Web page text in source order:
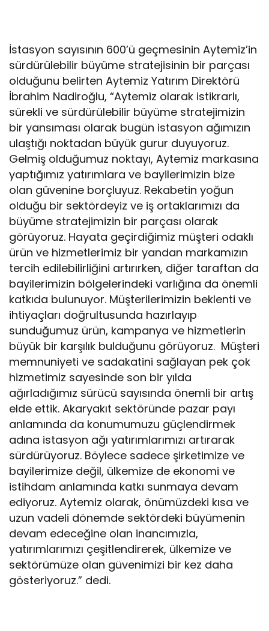
İstasyon sayısının 600’ü geçmesinin Aytemiz’in
sürdürülebilir büyüme stratejisinin bir parçası
olduğunu belirten Aytemiz Yatırım Direktörü
İbrahim Nadiroğlu, “Aytemiz olarak istikrarlı,
sürekli ve sürdürülebilir büyüme stratejimizin
bir yansıması olarak bugün istasyon ağımızın
ulaştığı noktadan büyük gurur duyuyoruz.
Gelmiş olduğumuz noktayı, Aytemiz markasına
yaptığımız yatırımlara ve bayilerimizin bize
olan güvenine borçluyuz. Rekabetin yoğun
olduğu bir sektördeyiz ve iş ortaklarımızı da
büyüme stratejimizin bir parçası olarak
görüyoruz. Hayata geçirdiğimiz müşteri odaklı
ürün ve hizmetlerimiz bir yandan markamızın
tercih edilebilirliğini artırırken, diğer taraftan da
bayilerimizin bölgelerindeki varlığına da önemli
katkıda bulunuyor. Müşterilerimizin beklenti ve
ihtiyaçları doğrultusunda hazırlayıp
sunduğumuz ürün, kampanya ve hizmetlerin
büyük bir karşılık bulduğunu görüyoruz. Müşteri
memnuniyeti ve sadakatini sağlayan pek çok
hizmetimiz sayesinde son bir yılda
ağırladığımız sürücü sayısında önemli bir artış
elde ettik. Akaryakıt sektöründe pazar payı
anlamında da konumumuzu güçlendirmek
adına istasyon ağı yatırımlarımızı artırarak
sürdürüyoruz. Böylece sadece şirketimize ve
bayilerimize değil, ülkemize de ekonomi ve
istihdam anlamında katkı sunmaya devam
ediyoruz. Aytemiz olarak, önümüzdeki kısa ve
uzun vadeli dönemde sektördeki büyümenin
devam edeceğine olan inancımızla,
yatırımlarımızı çeşitlendirerek, ülkemize ve
sektörümüze olan güvenimizi bir kez daha
gösteriyoruz.” dedi.